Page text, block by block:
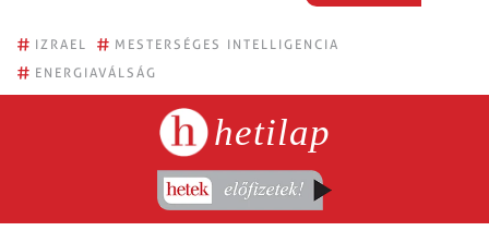
# IZRAEL # MESTERSÉGES INTELLIGENCIA
# ENERGIAVÁLSÁG
hetilap